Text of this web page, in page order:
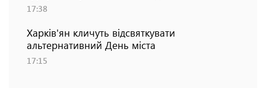
17:38
Харків'ян кличуть відсвяткувати
альтернативний День міста
17:15